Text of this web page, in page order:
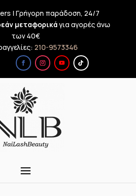
| Γρήγορη παράδοση, 24/7
μεταφορικά για αγορές άνω
των 40€
210-9573346